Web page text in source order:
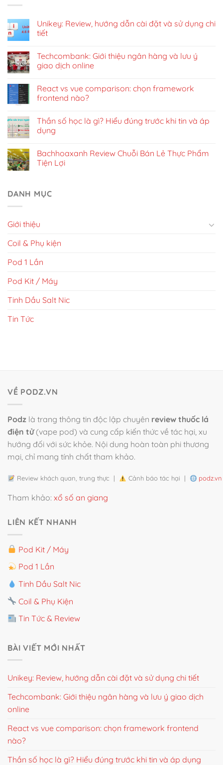
Unikey: Review, hướng dẫn cài đặt và sử dụng chi
tiết
Techcombank: Giới thiệu ngân hàng và lưu ý
giao dịch online
React vs vue comparison: chọn framework
frontend nào?
Thần số học là gì? Hiểu đúng trước khi tin và áp
dụng
Bachhoaxanh Review Chuỗi Bán Lẻ Thực Phẩm
Tiện Lợi
DANH MỤC
Giới thiệu
Coil & Phụ kiện
Pod 1 Lần
Pod Kit / Máy
Tinh Dầu Salt Nic
Tin Tức
VỀ PODZ.VN
Podz là trang thông tin độc lập chuyên review thuốc lá
điện tử(vape pod) và cung cấp kiến thức về tác hại, xu
hướng đối với sức khỏe. Nội dung hoàn toàn phi thương
mại, chỉ mang tính chất tham khảo.
Review khách quan, trung thực | Cảnh báo tác hại | podz.vn
Tham khảo: xổ số an giang
LIÊN KẾT NHANH
Pod Kit / Máy
Pod 1 Lần
Tinh Dầu Salt Nic
Coil & Phụ Kiện
Tin Tức & Review
BÀI VIẾT MỚI NHẤT
Unikey: Review, hướng dẫn cài đặt và sử dụng chi tiết
Techcombank: Giới thiệu ngân hàng và lưu ý giao dịch
online
React vs vue comparison: chọn framework frontend
nào?
Thần số học là gì? Hiểu đúng trước khi tin và áp dụng